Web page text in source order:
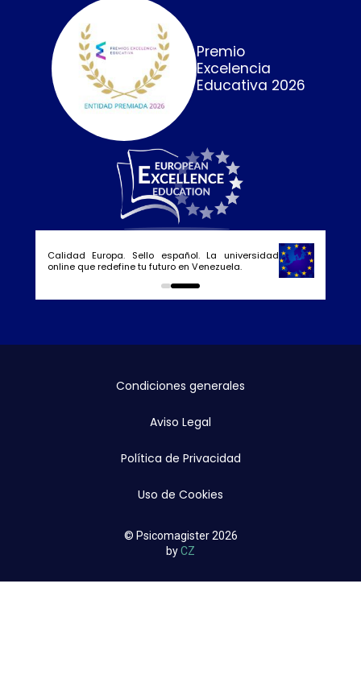
Premio
Excelencia
Educativa 2026
Calidad Europa. Sello español. La universidad
online que redefine tu futuro en Venezuela.
0 1
Condiciones generales
Aviso Legal
Política de Privacidad
Uso de Cookies
© Psicomagister 2026
byCZ